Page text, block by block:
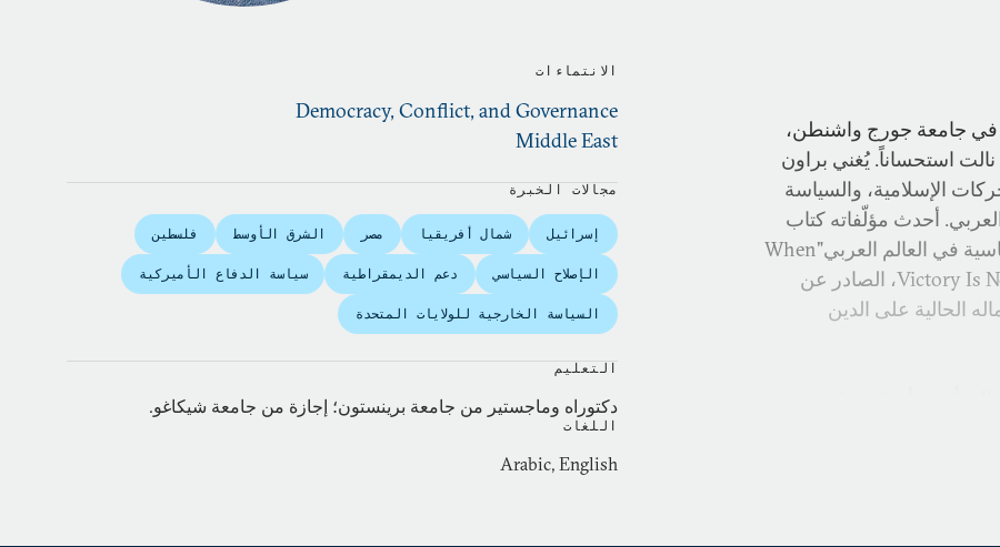
في جامعة جورج واشنطن،
استحساناً. يُغني براون
الإسلامية، والسياسة
أحدث مؤلّفاته كتاب
بعنوان "المشاركة لا المغالبة: الحركات الإسلامية والسياسية في العالم العربي"When
Victory Is Not an Option: Islamist Movements in Arab Politics، الصادر عن
أوائل العام 2012. تركّز أعماله الحالية على الدين
ويلسون الدولي للباحثين
الانتماءات
Democracy, Conflict, and Governance
Middle East
مجالات الخبرة
إسرائيل شمال أفريقيا مصر الشرق الأوسط فلسطين
الإصلاح السياسي دعم الديمقراطية سياسة الدفاع الأميركية
السياسة الخارجية للولايات المتحدة
التعليم
دكتوراه وماجستير من جامعة برينستون؛ إجازة من جامعة شيكاغو.
اللغات
Arabic, English